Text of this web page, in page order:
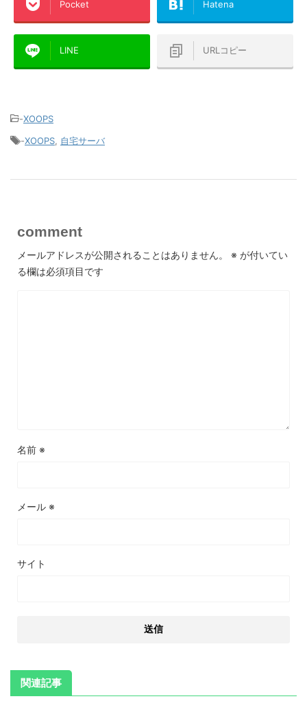
Pocket Hatena
LINE URLコピー
-XOOPS
-XOOPS 自宅サーバ
comment
メールアドレスが公開されることはありません。 ※ が付いてい
る欄は必須項目です
名前 ※
メール ※
サイト
関連記事